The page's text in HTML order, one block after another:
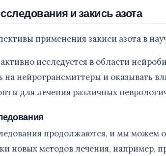
и закись азота
применения закиси азота в
активно исследуется в области
на нейротрансмиттеры и оказывать
для лечения различных
продолжаются, и мы можем
новых методов лечения, например,